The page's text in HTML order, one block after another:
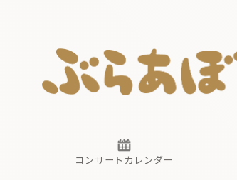
コンサートカレンダー